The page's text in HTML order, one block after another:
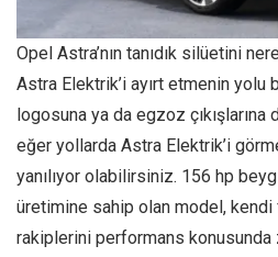
Opel Astra’nın tanıdık silüetini
Astra Elektrik’i ayırt etmenin yolu
logosuna ya da egzoz
eğer yollarda Astra Elektrik’i
yanılıyor olabilirsiniz. 156 hp
üretimine sahip olan model, kendi
rakiplerini performans